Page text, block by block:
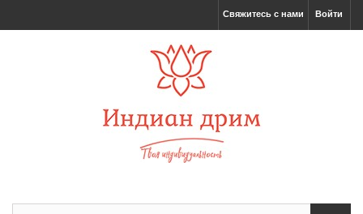
Войти
Свяжитесь с нами